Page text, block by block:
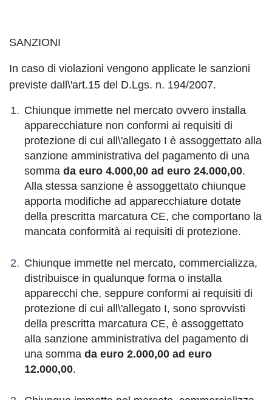
SANZIONI
In caso di violazioni vengono applicate le sanzioni
previste dall\'art.15 del D.Lgs. n. 194/2007.
Chiunque immette nel mercato ovvero installa
apparecchiature non conformi ai requisiti di
protezione di cui all\'allegato I è assoggettato alla
sanzione amministrativa del pagamento di una
somma da euro 4.000,00 ad euro 24.000,00.
Alla stessa sanzione è assoggettato chiunque
apporta modifiche ad apparecchiature dotate
della prescritta marcatura CE, che comportano la
mancata conformità ai requisiti di protezione.
Chiunque immette nel mercato, commercializza,
distribuisce in qualunque forma o installa
apparecchi che, seppure conformi ai requisiti di
protezione di cui all\'allegato I, sono sprovvisti
della prescritta marcatura CE, è assoggettato
alla sanzione amministrativa del pagamento di
una somma da euro 2.000,00 ad euro
12.000,00.